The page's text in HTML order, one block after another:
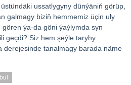
ussatlygyny dünýäniň görüp,
galmagy biziň hemmemiz üçin uly
ýa-da göni ýaýlymda syn
geçdi? Siz hem şeýle taryhy
derejesinde tanalmagy barada näme